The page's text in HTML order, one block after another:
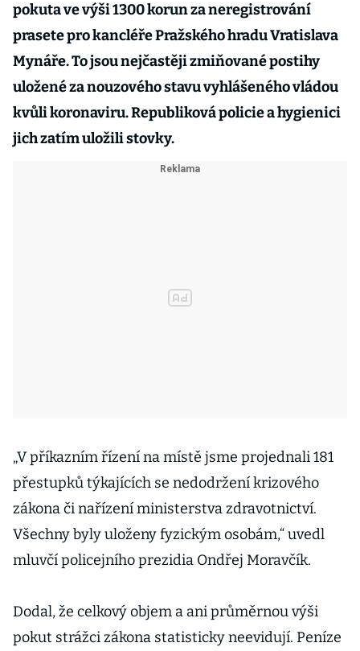
pokuta ve výši 1300 korun za neregistrování
prasete pro kancléře Pražského hradu Vratislava
Mynáře. To jsou nejčastěji zmiňované postihy
uložené za nouzového stavu vyhlášeného vládou
kvůli koronaviru. Republiková policie a hygienici
jich zatím uložili stovky.
„V příkazním řízení na místě jsme projednali 181
přestupků týkajících se nedodržení krizového
zákona či nařízení ministerstva zdravotnictví.
Všechny byly uloženy fyzickým osobám,“ uvedl
mluvčí policejního prezidia Ondřej Moravčík.
Dodal, že celkový objem a ani průměrnou výši
pokut strážci zákona statisticky neevidují. Peníze